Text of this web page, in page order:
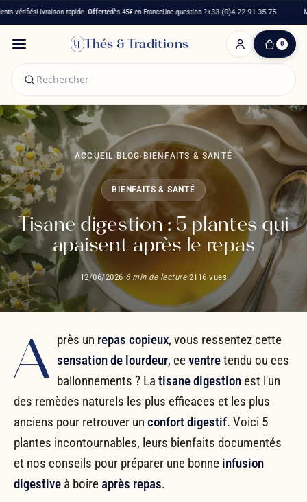
Livraison rapide -Offertedès 45€ en FranceUne question ?+33 (0)4 22 91 35 75 Maison
Thés & Traditions 0
0
0,00 €
Mon
ACCUEIL› BLOG›BIENFAITS & SANTÉ
BIENFAITS & SANTÉ
Tisane digestion : 5 plantes qui
apaisent après le repas
12/06/2026·6 min de lecture·2116 vues
A près un repas copieux, vous ressentez cette
sensation de lourdeur, ceventretendu ou ces
ballonnements ? La tisane digestion est l'un
des remèdes naturels les plus efficaces et les plus
anciens pour retrouver un confort digestif. Voici 5
plantes incontournables, leurs bienfaits documentés
et nos conseils pour préparer une bonne infusion
digestive à boireaprès repas.